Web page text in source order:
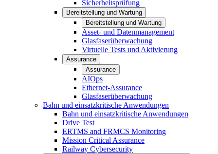
Sicherheitsprüfung
Bereitstellung und Wartung
Bereitstellung und Wartung
Asset- und Datenmanagement
Glasfaserüberwachung
Virtuelle Tests und Aktivierung
Assurance
Assurance
AIOps
Ethernet-Assurance
Glasfaserüberwachung
Bahn und einsatzkritische Anwendungen
Bahn und einsatzkritische Anwendungen
Drive Test
ERTMS and FRMCS Monitoring
Mission Critical Assurance
Railway Cybersecurity